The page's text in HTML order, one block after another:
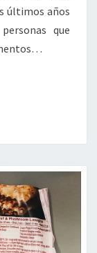
últimos años
que